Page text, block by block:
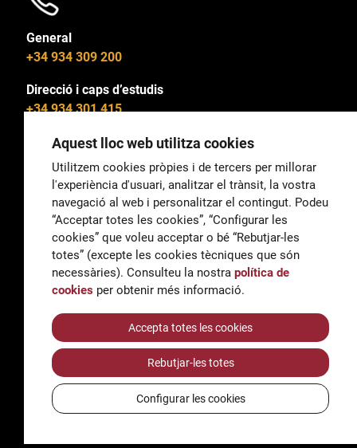
General
+34 934 309 200
Direcció i caps d’estudis
+34 934 301 415
General
correu@escoladeltreball.org
Informació
informacio@escoladeltreball.org
AccessibilitatAvís legal i Política de Privacitat
Política de cookies
Crèdits
Aquest lloc web utilitza cookies
Utilitzem cookies pròpies i de tercers per millorar
l'experiència d'usuari, analitzar el trànsit, la vostra
navegació al web i personalitzar el contingut. Podeu
“Acceptar totes les cookies”, “Configurar les
cookies” que voleu acceptar o bé “Rebutjar-les
totes” (excepte les cookies tècniques que són
necessàries). Consulteu la nostra política de
cookies per obtenir més informació.
Accepta totes les cookies
Rebutjar-les totes
Configurar les cookies